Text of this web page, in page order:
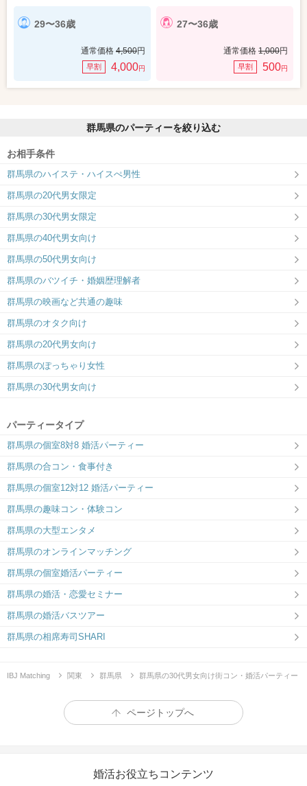
29〜36歳
通常価格 4,500円
早割 4,000円
27〜36歳
通常価格 1,000円
早割 500円
群馬県のパーティーを絞り込む
お相手条件
群馬県のハイステ・ハイスぺ男性
群馬県の20代男女限定
群馬県の30代男女限定
群馬県の40代男女向け
群馬県の50代男女向け
群馬県のバツイチ・婚姻歴理解者
群馬県の映画など共通の趣味
群馬県のオタク向け
群馬県の20代男女向け
群馬県のぽっちゃり女性
群馬県の30代男女向け
パーティータイプ
群馬県の個室8対8 婚活パーティー
群馬県の合コン・食事付き
群馬県の個室12対12 婚活パーティー
群馬県の趣味コン・体験コン
群馬県の大型エンタメ
群馬県のオンラインマッチング
群馬県の個室婚活パーティー
群馬県の婚活・恋愛セミナー
群馬県の婚活バスツアー
群馬県の相席寿司SHARI
IBJ Matching 関東 群馬県 群馬県の30代男女向け街コン・婚活パーティー
ページトップへ
婚活お役立ちコンテンツ